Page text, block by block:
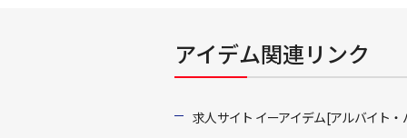
アイデム関連リンク
求人サイト イーアイデム[アルバイト